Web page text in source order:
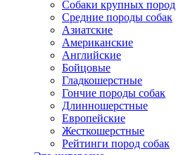
Собаки крупных пород
Средние породы собак
Азиатские
Американские
Английские
Бойцовые
Гладкошерстные
Гончие породы собак
Длинношерстные
Европейские
Жесткошерстные
Рейтинги пород собак